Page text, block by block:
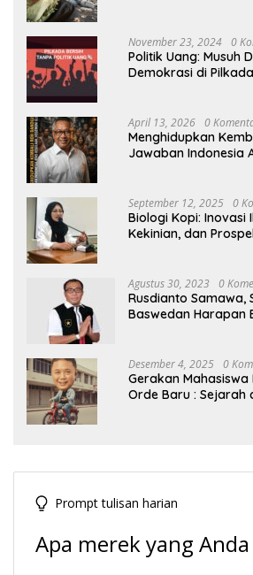
November 23, 2024 0
Politik Uang: Musuh
Demokrasi di
April 13, 2026 0
Menghidupkan
Jawaban Indonesia
September 12, 2025 0
Biologi Kopi: Inovasi
Kekinian, dan
Agustus 30, 2023 0
Rusdianto Samawa,
Baswedan Harapan
Desember 4, 2025 0
Gerakan Mahasiswa
Orde Baru : Sejarah
Prompt tulisan harian
Apa merek yang